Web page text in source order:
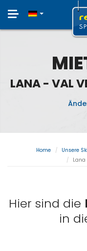
Toggle
LANA - VAL
Home Unsere
Hier sind die
in